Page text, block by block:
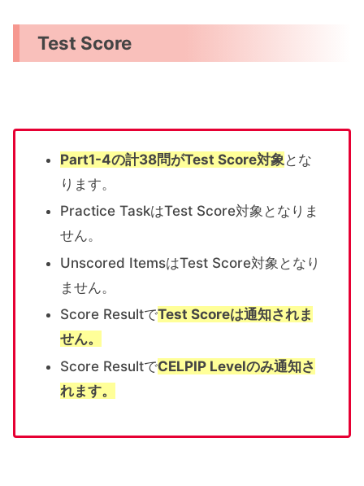
Test Score
Part1-4の計38問がTest Score対象 とな
ります。
Practice TaskはTest Score対象となりま
せん。
Unscored ItemsはTest Score対象となり
ません。
Score ResultでTest Scoreは通知されま
せん。
Score ResultでCELPIP Levelのみ通知さ
れます。